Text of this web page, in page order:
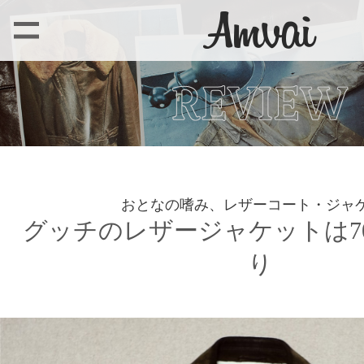
おとなの嗜み、レザーコート・ジャ
グッチのレザージャケットは
り